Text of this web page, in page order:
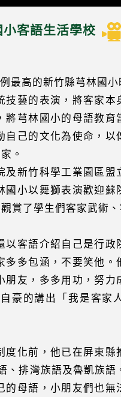
客語生活學校
最高的新竹縣芎林國
藝的表演，將客家本
芎林國小的母語教
己的文化為使命，以
。
新竹科學工業園區盟
小以舞獅表演歡迎蘇
賞了學生們客家武術、
客語介紹自己是行政
多包涵，不要笑他。
友，多多用功，努力
豪的講出「我是客家
化前，他已在屏東縣
排灣族語及魯凱族語
母語，小朋友們也無